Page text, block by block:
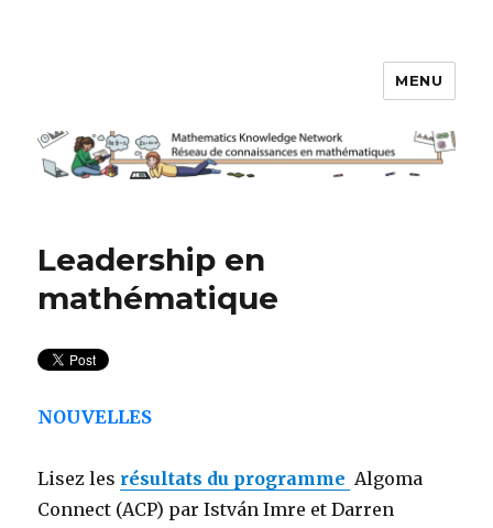
Réseau de connaissances en
mathématiques
MENU
Leadership en
mathématique
NOUVELLES
Lisez les résultats du programme Algoma
Connect (ACP) par István Imre et Darren